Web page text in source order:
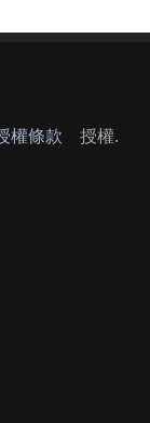
權條款 授權.